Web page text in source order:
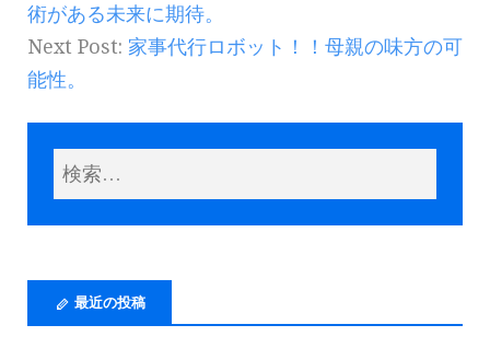
術がある未来に期待。
Next Post: 家事代行ロボット！！母親の味方の可
能性。
最近の投稿